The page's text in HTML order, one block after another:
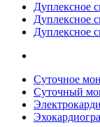
Дуплексное
Дуплексное
Дуплексное
Суточное
Суточный